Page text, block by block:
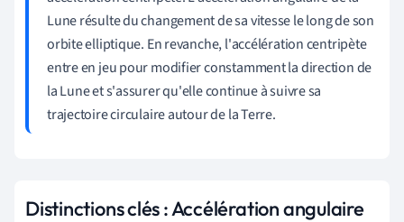
Lune résulte du changement de sa vitesse le long de son
orbite elliptique. En revanche, l'accélération centripète
entre en jeu pour modifier constamment la direction de
la Lune et s'assurer qu'elle continue à suivre sa
trajectoire circulaire autour de la Terre.
Distinctions clés : Accélération angulaire